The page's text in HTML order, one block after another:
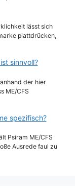
lässt sich
plattdrücken,
sinnvoll?
der hier
ME/CFS
spezifisch?
Psiram ME/CFS
Ausrede faul zu